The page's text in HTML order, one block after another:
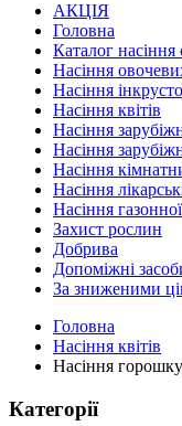
АКЦІЯ
Головна
Каталог
Насіння
Насіння
Насіння квітів
Насіння
Насіння
Насіння
Насіння
Насіння
Захист рослин
Добрива
Допоміжні
За зниженими
Головна
Насіння квітів
Насіння
Категорії